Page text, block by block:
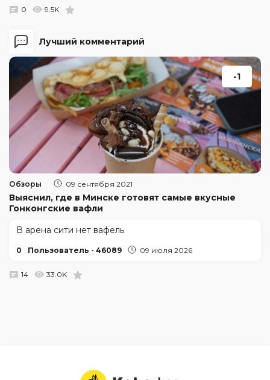
Лучший комментарий
-1
Обзоры 09 сентября 2021
Выяснил, где в Минске готовят самые вкусные
Гонконгские вафли
В арена сити нет вафель
0 Пользователь - 46089 09 июля 2026
14 33.0K
0 9.5K